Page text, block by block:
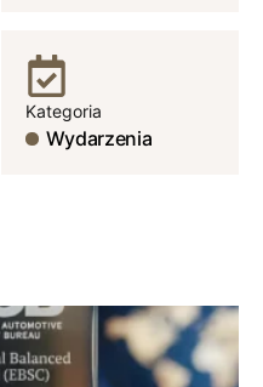
Kategoria
Wydarzenia